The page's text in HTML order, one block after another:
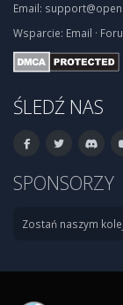
Email:
Wsparcie: Email ·
ŚLEDŹ NAS
SPONSORZY
Zostań naszym